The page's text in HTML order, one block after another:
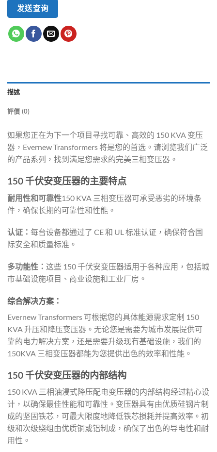
发送查询
描述
評價 (0)
如果您正在为下一个项目寻找可靠、高效的 150 KVA 变压
器，Evernew Transformers 将是您的首选。请浏览我们广泛
的产品系列，找到满足您需求的完美三相变压器。
150 千伏安变压器的主要特点
耐用性和可靠性150 KVA 三相变压器可承受恶劣的环境条
件，确保长期的可靠性和性能。
认证： 每台设备都通过了 CE 和 UL 标准认证，确保符合国
际安全和质量标准。
多功能性： 这些 150 千伏安变压器适用于各种应用，包括城
市基础设施项目、商业设施和工业厂房。
综合解决方案：
Evernew Transformers 可根据您的具体能源需求定制 150
KVA 升压和降压变压器。无论您是需要为城市发展提供可
靠的电力解决方案，还是需要升级现有基础设施，我们的
150KVA 三相变压器都能为您提供出色的效率和性能。
150 千伏安变压器的内部结构
150 KVA 三相油浸式降压配电变压器的内部结构经过精心设
计，以确保最佳性能和可靠性。变压器具有由优质硅钢片制
成的坚固铁芯，可最大限度地降低铁芯损耗并提高效率。初
级和次级绕组由优质铜或铝制成，确保了出色的导电性和耐
用性。